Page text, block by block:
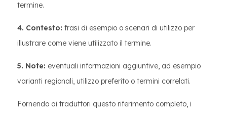
termine.
4. Contesto: frasi di esempio o scenari di utilizzo per
illustrare come viene utilizzato il termine.
5. Note: eventuali informazioni aggiuntive, ad esempio
varianti regionali, utilizzo preferito o termini correlati.
Fornendo ai traduttori questo riferimento completo, i